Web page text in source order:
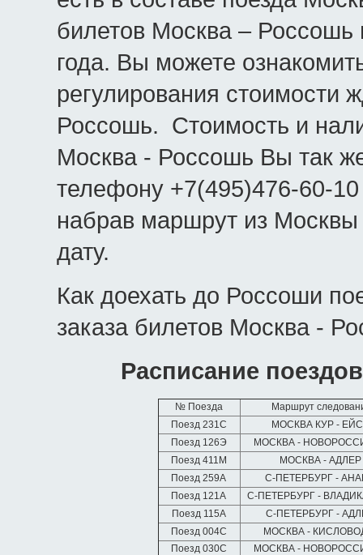
билетов Москва –
года. Вы можете
регулирования стоимости
Россошь. Стоимость и
Москва - Россошь Вы так
телефону +7(495)476-60-
набрав маршрут из
дату.
Как доехать до Россоши
заказа билетов Москва -
Расписание
№ Поезда
Маршрут
Поезд 231С
МОСКВА КУР -
Поезд 126Э
МОСКВА -
Поезд 411М
МОСКВА - АДЛЕР
Поезд 259А
С-ПЕТЕРБУРГ -
Поезд 121А
С-ПЕТЕРБУРГ -
Поезд 115А
С-ПЕТЕРБУРГ -
Поезд 004С
МОСКВА -
Поезд 030С
МОСКВА -